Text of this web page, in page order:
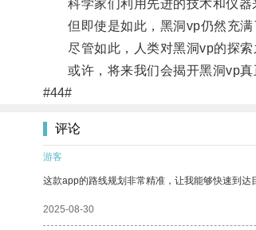
科学家们利用先进的技术和仪器
但即使是如此，黑洞vp仍然充满
尽管如此，人类对黑洞vp的探索
或许，将来我们会揭开黑洞vp真
#44#
评论
游客
这款app的路线规划非常精准，让我能够快速到达
2025-08-30